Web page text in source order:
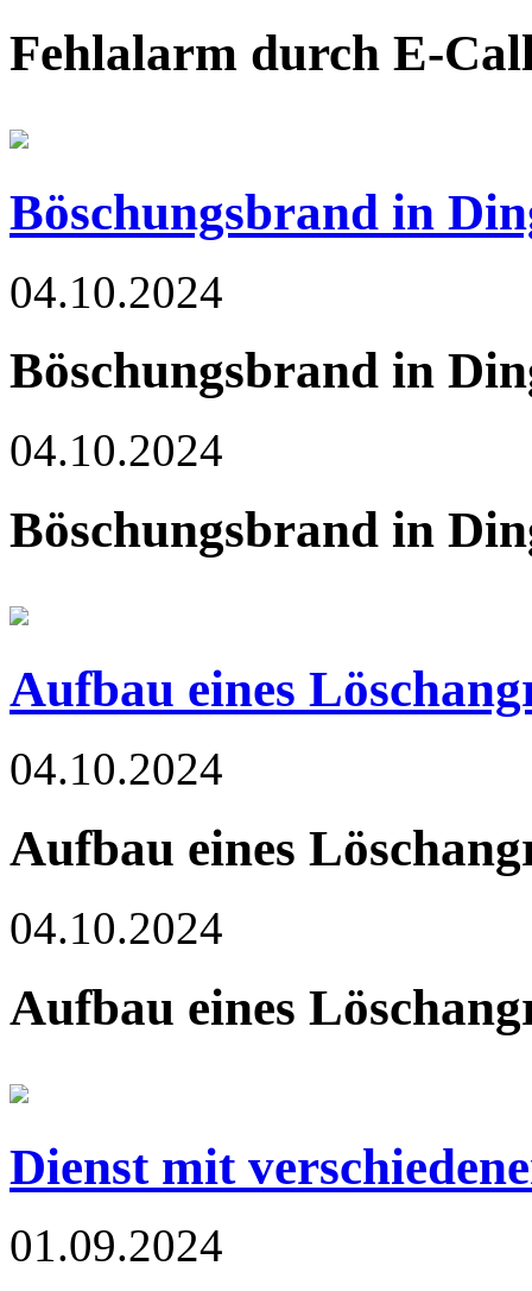
Fehlalarm durch E-
Böschungsbrand in
04.10.2024
Böschungsbrand in
04.10.2024
Böschungsbrand in
Aufbau eines
04.10.2024
Aufbau eines
04.10.2024
Aufbau eines
Dienst mit
01.09.2024